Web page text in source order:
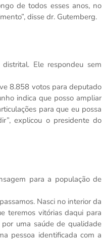
de todos esses anos, no
disse dr. Gutemberg.
Ele respondeu sem
8.858 votos para deputado
indica que posso ampliar
para que eu possa
explicou o presidente do
para a população de
Nasci no interior da
teremos vitórias daqui para
uma saúde de qualidade
pessoa identificada com a